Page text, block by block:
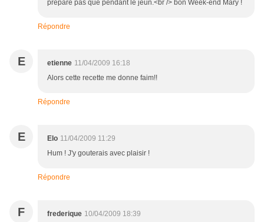
prépare pas que pendant le jeun.<br /> bon Week-end Mary !
Répondre
E etienne 11/04/2009 16:18
Alors cette recette me donne faim!!
Répondre
E Elo 11/04/2009 11:29
Hum ! J'y gouterais avec plaisir !
Répondre
F frederique 10/04/2009 18:39